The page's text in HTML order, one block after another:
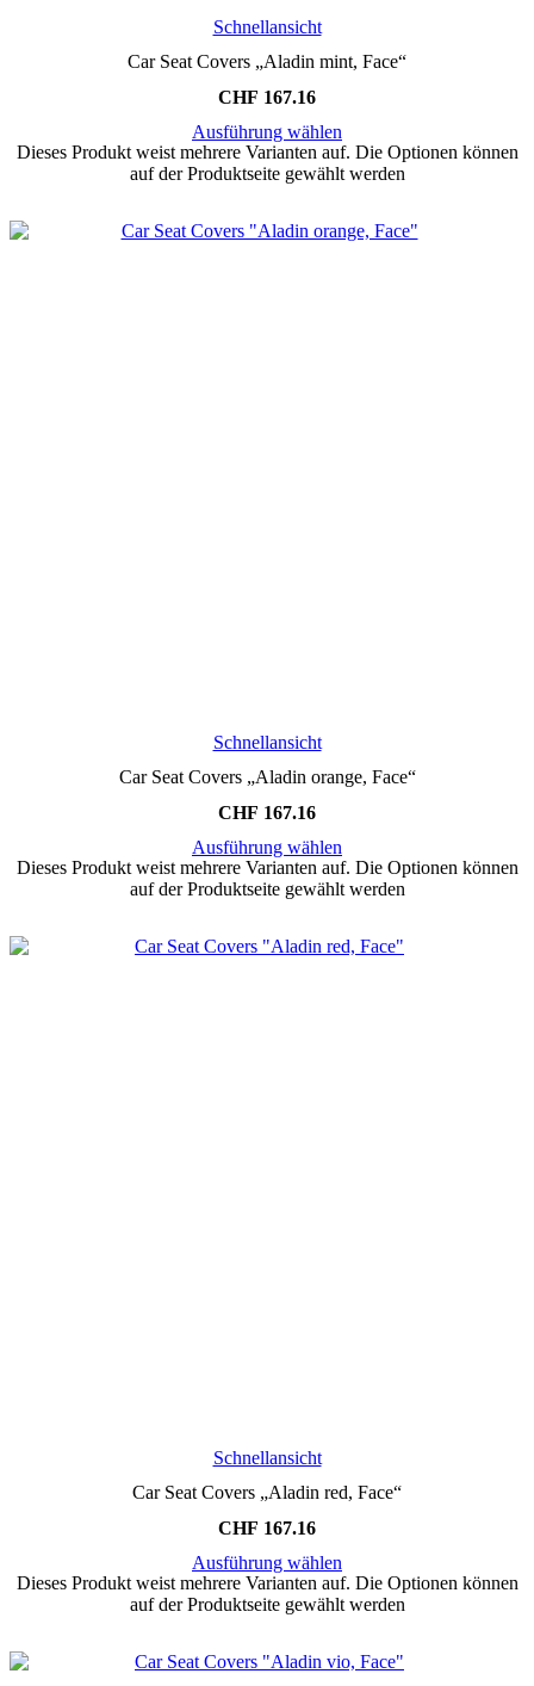
Schnellansicht
Car Seat Covers „Aladin mint, Face“
CHF 167.16
Ausführung wählen
Dieses Produkt weist mehrere Varianten auf. Die Optionen können
auf der Produktseite gewählt werden
Schnellansicht
Car Seat Covers „Aladin orange, Face“
CHF 167.16
Ausführung wählen
Dieses Produkt weist mehrere Varianten auf. Die Optionen können
auf der Produktseite gewählt werden
Schnellansicht
Car Seat Covers „Aladin red, Face“
CHF 167.16
Ausführung wählen
Dieses Produkt weist mehrere Varianten auf. Die Optionen können
auf der Produktseite gewählt werden